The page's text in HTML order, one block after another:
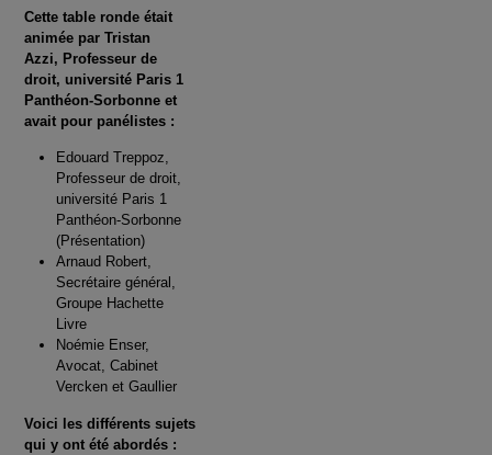
Cette table ronde était
animée par Tristan
Azzi, Professeur de
droit, université Paris 1
Panthéon-Sorbonne et
avait pour panélistes :
Edouard Treppoz,
Professeur de droit,
université Paris 1
Panthéon-Sorbonne
(Présentation)
Arnaud Robert,
Secrétaire général,
Groupe Hachette
Livre
Noémie Enser,
Avocat, Cabinet
Vercken et Gaullier
Voici les différents sujets
qui y ont été abordés :